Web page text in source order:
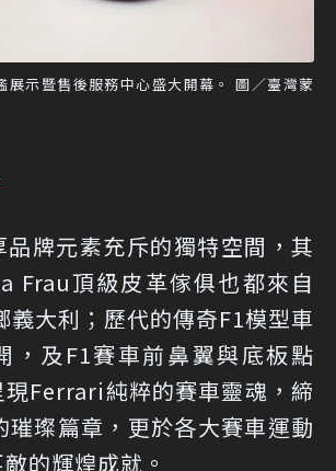
展示暨售後服務中心盛大開幕。 圖／臺灣蒙
牌元素充斥的獨特空間，其
Frau頂級皮革傢俱也都來自
大利；歷代的傳奇F1模型車
，及F1賽車前鼻翼與底板點
Ferrari純粹的賽車靈魂，締
璀璨篇章，更於各大賽車運動
的輝煌成就。